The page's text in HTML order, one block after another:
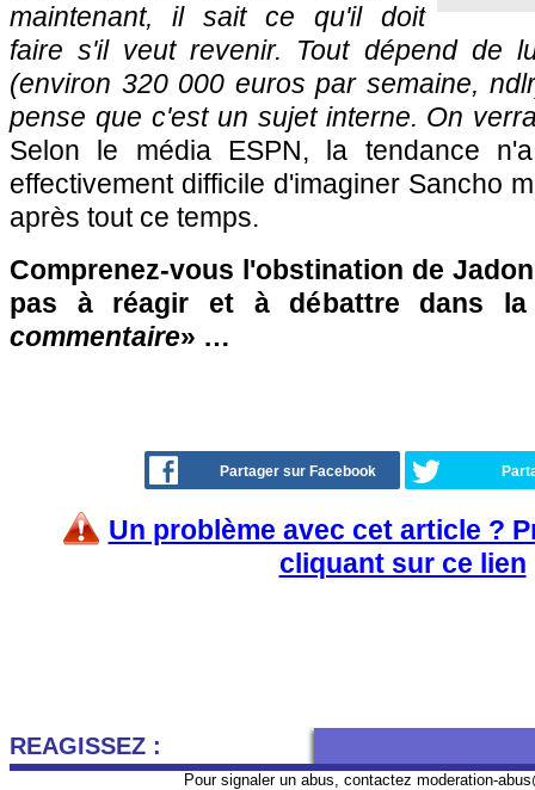
maintenant, il sait ce qu'il doit
faire s'il veut revenir. Tout dépend de
(environ 320 000 euros par semaine,
pense que c'est un sujet interne. On
Selon le média ESPN, la tendance
effectivement difficile d'imaginer Sancho
après tout ce temps.
Comprenez-vous l'obstination de
pas à réagir et à débattre dans
commentaire» …
Partager sur Facebook
Un problème avec cet article ?
cliquant sur ce lien
REAGISSEZ :
Pour signaler un abus, contactez moderation-